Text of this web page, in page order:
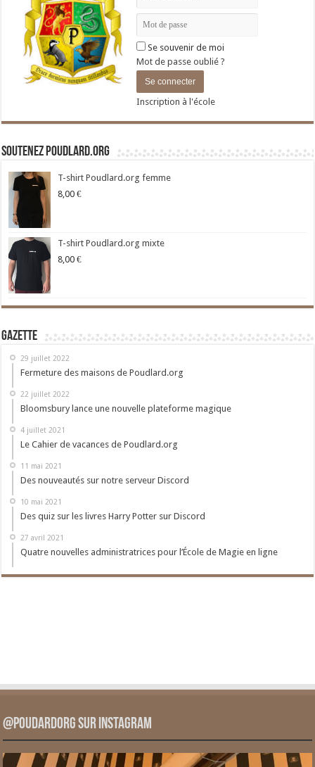
Se souvenir de moi
Mot de passe oublié ?
Inscription à l'école
Soutenez Poudlard.org
T-shirt Poudlard.org femme
8,00 €
T-shirt Poudlard.org mixte
8,00 €
Gazette
29 juillet 2022
Fermeture des maisons de Poudlard.org
22 juillet 2022
Bloomsbury lance une nouvelle plateforme magique
4 juillet 2021
Le Cahier de vacances de Poudlard.org
11 mai 2021
Des nouveautés sur notre serveur Discord
10 mai 2021
Des quiz sur les livres Harry Potter sur Discord
27 avril 2021
Quatre nouvelles administratrices pour l’École de Magie en ligne
@PoudardOrg sur Instagram